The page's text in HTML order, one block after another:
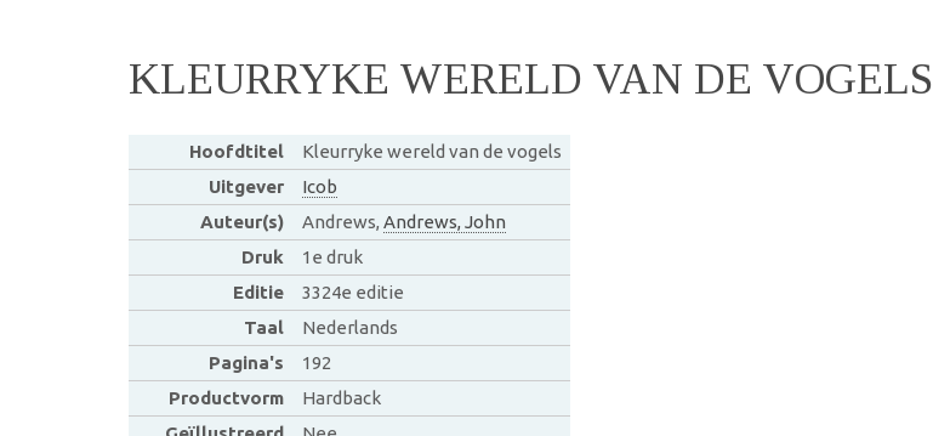
KLEURRYKE WERELD VAN DE VOGELS
Hoofdtitel
Kleurryke wereld van de vogels
Uitgever
Icob
Auteur(s)
Andrews, Andrews, John
Druk
1e druk
Editie
3324e editie
Taal
Nederlands
Pagina's
192
Productvorm
Hardback